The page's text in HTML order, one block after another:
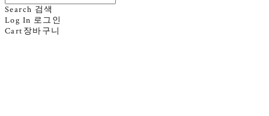
Search 검색
Log In 로그인
Cart 장바구니